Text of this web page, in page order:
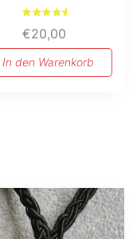
mit
5.00
von 5
€20,00
In den Warenkorb